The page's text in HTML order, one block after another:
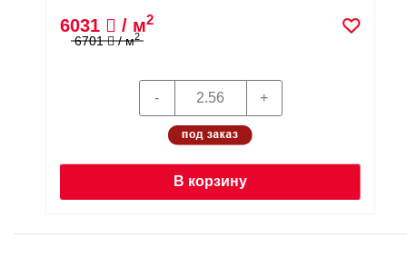
6031 / м2
6701 / м2
В корзину